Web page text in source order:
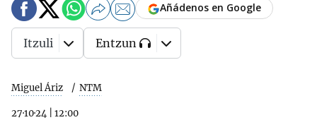
Miguel Áriz NTM
27·10·24 12:00
Añádenos en Google
Itzuli Entzun